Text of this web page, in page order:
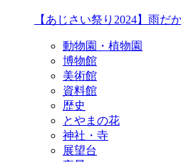
【あじさい祭り2024】雨だ
動物園・植物園
博物館
美術館
資料館
歴史
とやまの花
神社・寺
展望台